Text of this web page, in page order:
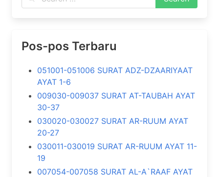
Pos-pos Terbaru
051001-051006 SURAT ADZ-DZAARIYAAT
AYAT 1-6
009030-009037 SURAT AT-TAUBAH AYAT
30-37
030020-030027 SURAT AR-RUUM AYAT
20-27
030011-030019 SURAT AR-RUUM AYAT 11-
19
007054-007058 SURAT AL-A`RAAF AYAT